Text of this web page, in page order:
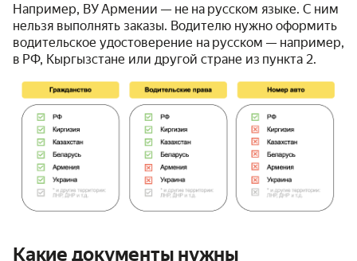
Например, ВУ Армении — не на русском языке. С ним
нельзя выполнять заказы. Водителю нужно оформить
водительское удостоверение на русском — например,
в РФ, Кыргызстане или другой стране из пункта 2.
Какие документы нужны